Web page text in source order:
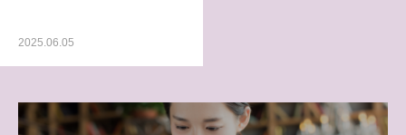
2025.06.05